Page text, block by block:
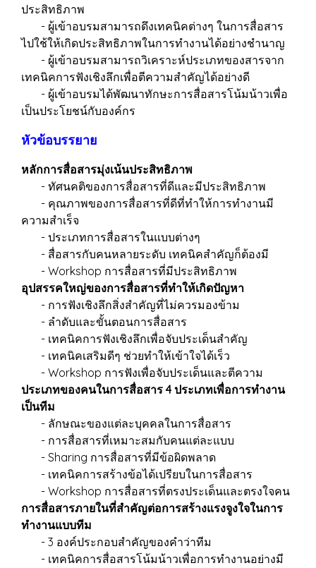
ประสิทธิภาพ
- ผู้เข้าอบรมสามารถดึงเทคนิคต่างๆ ในการสื่อสาร
ไปใช้ให้เกิดประสิทธิภาพในการทำงานได้อย่างชำนาญ
- ผู้เข้าอบรมสามารถวิเคราะห์ประเภทของสารจาก
เทคนิคการฟังเชิงลึกเพื่อตีความสำคัญได้อย่างดี
- ผู้เข้าอบรมได้พัฒนาทักษะการสื่อสารโน้มน้าวเพื่อ
เป็นประโยชน์กับองค์กร
หัวข้อบรรยาย
หลักการสื่อสารมุ่งเน้นประสิทธิภาพ
- ทัศนคติของการสื่อสารที่ดีและมีประสิทธิภาพ
- คุณภาพของการสื่อสารที่ดีที่ทำให้การทำงานมี
ความสำเร็จ
- ประเภทการสื่อสารในแบบต่างๆ
- สื่อสารกับคนหลายระดับ เทคนิคสำคัญก็ต้องมี
- Workshop การสื่อสารที่มีประสิทธิภาพ
อุปสรรคใหญ่ของการสื่อสารที่ทำให้เกิดปัญหา
- การฟังเชิงลึกสิ่งสำคัญที่ไม่ควรมองข้าม
- ลำดับและขั้นตอนการสื่อสาร
- เทคนิคการฟังเชิงลึกเพื่อจับประเด็นสำคัญ
- เทคนิคเสริมดีๆ ช่วยทำให้เข้าใจได้เร็ว
- Workshop การฟังเพื่อจับประเด็นและตีความ
ประเภทของคนในการสื่อสาร 4 ประเภทเพื่อการทำงาน
เป็นทีม
- ลักษณะของแต่ละบุคคลในการสื่อสาร
- การสื่อสารที่เหมาะสมกับคนแต่ละแบบ
- Sharing การสื่อสารที่มีข้อผิดพลาด
- เทคนิคการสร้างข้อได้เปรียบในการสื่อสาร
- Workshop การสื่อสารที่ตรงประเด็นและตรงใจคน
การสื่อสารภายในที่สำคัญต่อการสร้างแรงจูงใจในการ
ทำงานแบบทีม
- 3 องค์ประกอบสำคัญของคำว่าทีม
- เทคนิคการสื่อสารโน้มน้าวเพื่อการทำงานอย่างมี